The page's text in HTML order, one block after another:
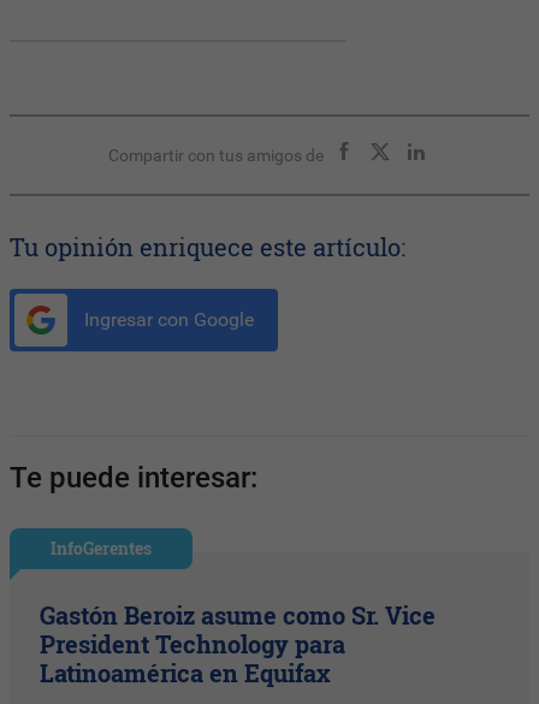
Compartir con tus amigos de
Tu opinión enriquece este artículo:
Ingresar con Google
Te puede interesar:
InfoGerentes
Gastón Beroiz asume como Sr. Vice
President Technology para
Latinoamérica en Equifax